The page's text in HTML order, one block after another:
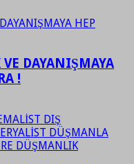
VE DAYANIŞMAYA
!